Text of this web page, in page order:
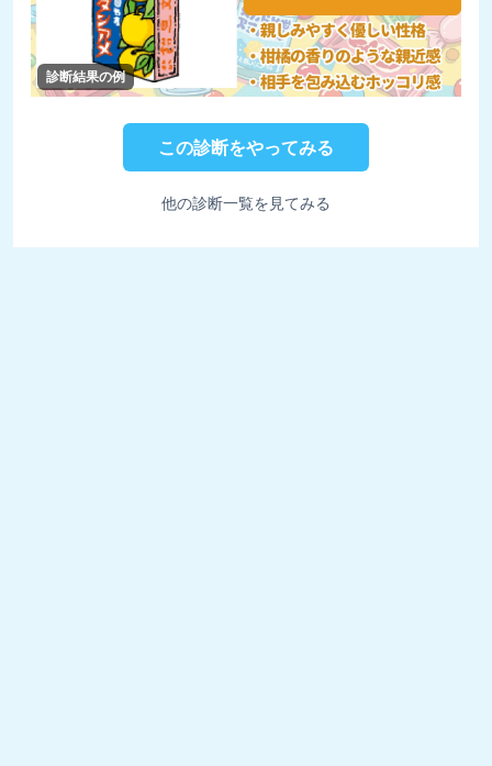
診断結果の例
この診断をやってみる
他の診断一覧を見てみる